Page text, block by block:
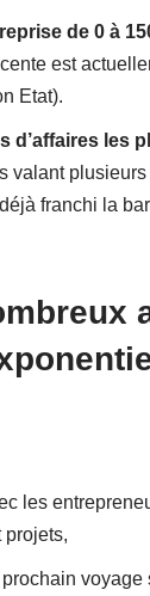
de 0 à
est
Etat).
d’affaires
franchi la
les
projets,